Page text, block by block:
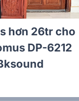
Lắp đặt dàn
chị Hằng tại
Max, BIK